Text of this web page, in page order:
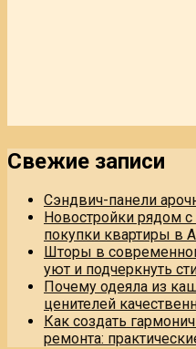
Свежие записи
Сэндвич-панели
Новостройки рядом
покупки квартиры в
Шторы в
уют и подчеркнуть
Почему одеяла из
ценителей
Как создать
ремонта: